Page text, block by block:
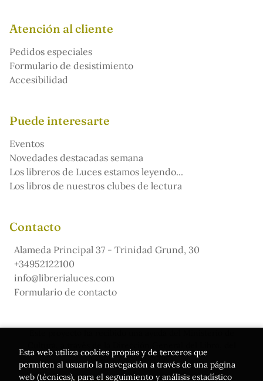
Atención al cliente
Pedidos especiales
Formulario de desistimiento
Accesibilidad
Puede interesarte
Eventos
Novedades destacadas semana
Los libreros de Luces estamos leyendo...
Los libros de nuestros clubes de lectura
Contacto
Alameda Principal 37 - Trinidad Grund, 30
+34952122100
info@librerialuces.com
Formulario de contacto
Cómic y de la Lectura
Esta web utiliza cookies propias y de terceros que
permiten al usuario la navegación a través de una página
web (técnicas), para el seguimiento y análisis estadístico